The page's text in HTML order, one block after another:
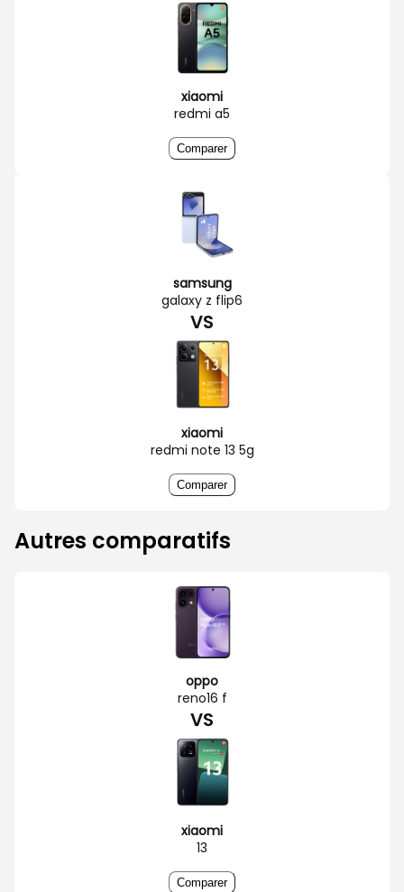
xiaomi
redmi a5
Comparer
samsung
galaxy z flip6
VS
xiaomi
redmi note 13 5g
Comparer
Autres comparatifs
oppo
reno16 f
VS
xiaomi
13
Comparer